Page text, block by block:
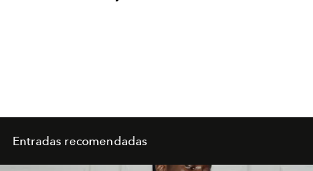
Entradas recomendadas